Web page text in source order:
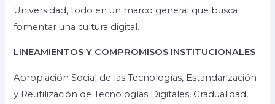
Universidad, todo en un marco general que busca
fomentar una cultura digital.
LINEAMIENTOS Y COMPROMISOS INSTITUCIONALES
Apropiación Social de las Tecnologías, Estandarización
y Reutilización de Tecnologías Digitales, Gradualidad,